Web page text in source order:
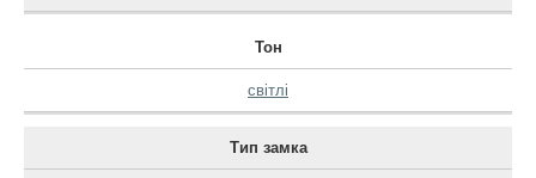
Тон
світлі
Тип замка